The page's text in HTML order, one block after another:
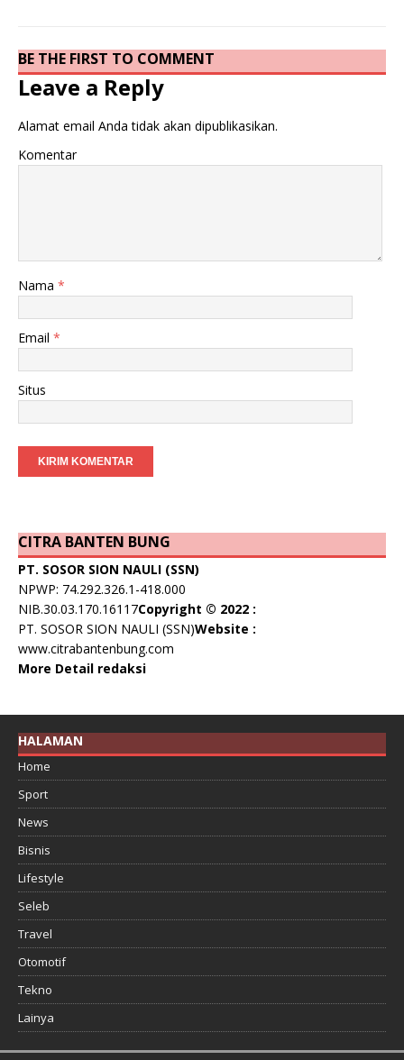
BE THE FIRST TO COMMENT
Leave a Reply
Alamat email Anda tidak akan dipublikasikan.
Komentar
Nama *
Email *
Situs
CITRA BANTEN BUNG
PT. SOSOR SION NAULI (SSN)
NPWP: 74.292.326.1-418.000
NIB.30.03.170.16117Copyright © 2022 :
PT. SOSOR SION NAULI (SSN)Website :
www.citrabantenbung.com
More Detail redaksi
HALAMAN
Home
Sport
News
Bisnis
Lifestyle
Seleb
Travel
Otomotif
Tekno
Lainya